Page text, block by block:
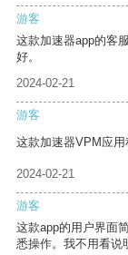
游客
这款加速器app的客
好。
2024-02-21
游客
这款加速器VPM应用
2024-02-21
游客
这款app的用户界面
悉操作。我不用看说